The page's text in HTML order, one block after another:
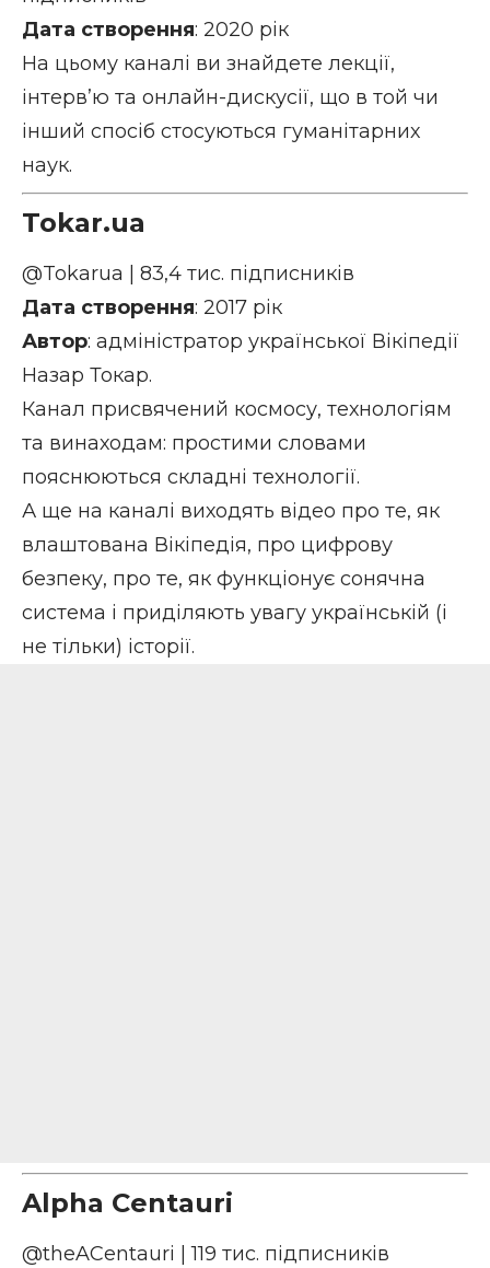
Дата створення: 2020 рік
На цьому каналі ви знайдете лекції,
інтерв’ю та онлайн-дискусії, що в той чи
інший спосіб стосуються гуманітарних
наук.
Tokar.ua
@Tokarua | 83,4 тис. підписників
Дата створення: 2017 рік
Автор: адміністратор української Вікіпедії
Назар Токар.
Канал присвячений космосу, технологіям
та винаходам: простими словами
пояснюються складні технології.
А ще на каналі виходять відео про те, як
влаштована Вікіпедія, про цифрову
безпеку, про те, як функціонує сонячна
система і приділяють увагу українській (і
не тільки) історії.
Alpha Centauri
@theACentauri | 119 тис. підписників